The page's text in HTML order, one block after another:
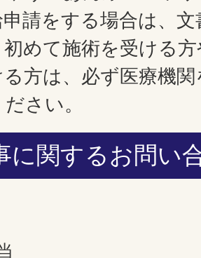
請をする場合は、
めて施術を受ける
方は、必ず医療機
さい。
に関するお問い